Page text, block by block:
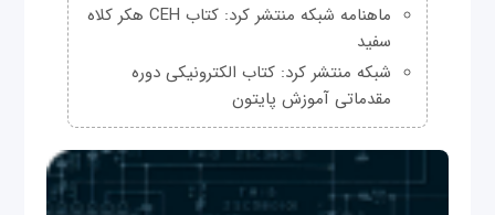
ماهنامه شبکه منتشر کرد: کتاب CEH هکر کلاه
سفید
شبکه منتشر کرد: کتاب الکترونیکی دوره
مقدماتی آموزش پایتون